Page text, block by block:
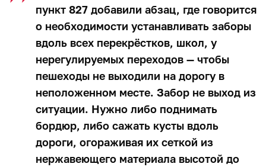
пункт 827 добавили абзац, где говорится
о необходимости устанавливать заборы
вдоль всех перекрёстков, школ, у
нерегулируемых переходов — чтобы
пешеходы не выходили на дорогу в
неположенном месте. Забор не выход из
ситуации. Нужно либо поднимать
бордюр, либо сажать кусты вдоль
дороги, огораживая их сеткой из
нержавеющего материала высотой до